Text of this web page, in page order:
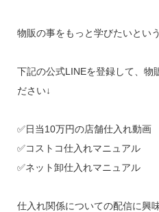
物販の事をもっと学びたいとい
下記の公式LINEを登録して、物
ださい↓
✅日当10万円の店舗仕入れ動画
✅コストコ仕入れマニュアル
✅ネット卸仕入れマニュアル
仕入れ関係についての配信に興